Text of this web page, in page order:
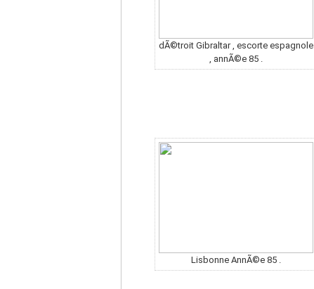
dÃ©troit Gibraltar , escorte espagnole
, annÃ©e 85 .
Lisbonne AnnÃ©e 85 .